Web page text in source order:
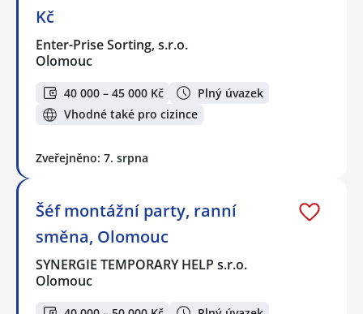
Kč
Enter-Prise Sorting, s.r.o.
Olomouc
40 000 – 45 000 Kč
Plný úvazek
Vhodné také pro cizince
Zveřejněno: 7. srpna
Šéf montážní party, ranní
směna, Olomouc
SYNERGIE TEMPORARY HELP s.r.o.
Olomouc